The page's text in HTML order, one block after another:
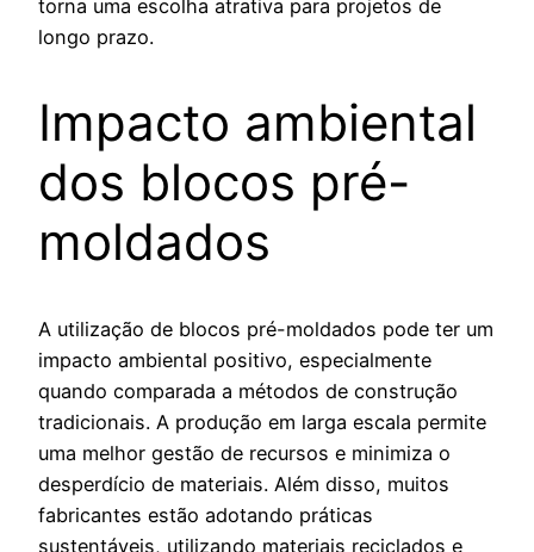
torna uma escolha atrativa para projetos de
longo prazo.
Impacto ambiental
dos blocos pré-
moldados
A utilização de blocos pré-moldados pode ter um
impacto ambiental positivo, especialmente
quando comparada a métodos de construção
tradicionais. A produção em larga escala permite
uma melhor gestão de recursos e minimiza o
desperdício de materiais. Além disso, muitos
fabricantes estão adotando práticas
sustentáveis, utilizando materiais reciclados e